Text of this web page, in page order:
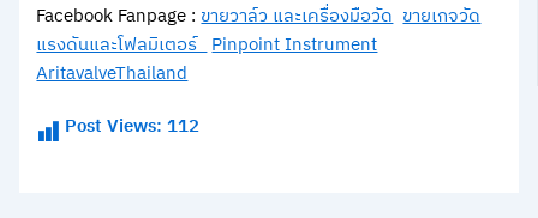
Facebook Fanpage :ขายวาล์ว และเครื่องมือวัด ขายเกจวัด
แรงดันและโฟลมิเตอร์Pinpoint Instrument
AritavalveThailand
Post Views: 112